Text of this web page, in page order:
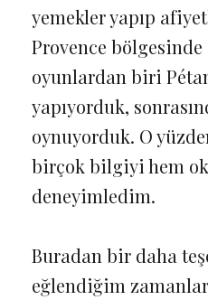
yemekler yapıp
Provence
oyunlardan biri
yapıyorduk,
oynuyorduk. O
birçok bilgiyi hem
deneyimledim.
Buradan bir daha
eğlendiğim